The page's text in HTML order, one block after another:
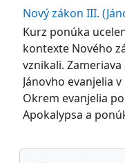
Nový zákon III.
Kurz ponúka
kontexte Nového
vznikali.
Jánovho evanjelia
Okrem evanjelia
Apokalypsa a
Blocks
Skip Navigation